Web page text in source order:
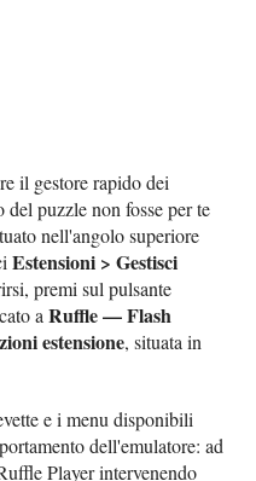
il gestore rapido dei
puzzle non fosse per te
nell'angolo superiore
Estensioni > Gestisci
premi sul pulsante
aRuffle — Flash
estensione, situata in
e i menu disponibili
dell'emulatore: ad
Player intervenendo